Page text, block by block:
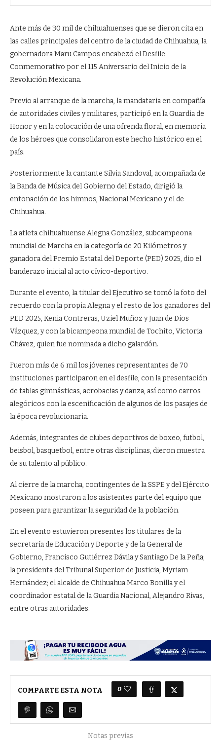
Ante más de 30 mil de chihuahuenses que se dieron cita en
las calles principales del centro de la ciudad de Chihuahua, la
gobernadora Maru Campos encabezó el Desfile
Conmemorativo por el 115 Aniversario del Inicio de la
Revolución Mexicana.
Previo al arranque de la marcha, la mandataria en compañía
de autoridades civiles y militares, participó en la Guardia de
Honor y en la colocación de una ofrenda floral, en memoria
de los héroes que consolidaron este hecho histórico en el
país.
Posteriormente la cantante Silvia Sandoval, acompañada de
la Banda de Música del Gobierno del Estado, dirigió la
entonación de los himnos, Nacional Mexicano y el de
Chihuahua.
La atleta chihuahuense Alegna González, subcampeona
mundial de Marcha en la categoría de 20 Kilómetros y
ganadora del Premio Estatal del Deporte (PED) 2025, dio el
banderazo inicial al acto cívico-deportivo.
Durante el evento, la titular del Ejecutivo se tomó la foto del
recuerdo con la propia Alegna y el resto de los ganadores del
PED 2025, Kenia Contreras, Uziel Muñoz y Juan de Dios
Vázquez, y con la bicampeona mundial de Tochito, Victoria
Chávez, quien fue nominada a dicho galardón.
Fueron más de 6 mil los jóvenes representantes de 70
instituciones participaron en el desfile, con la presentación
de tablas gimnásticas, acrobacias y danza, así como carros
alegóricos con la escenificación de algunos de los pasajes de
la época revolucionaria.
Además, integrantes de clubes deportivos de boxeo, futbol,
beisbol, basquetbol, entre otras disciplinas, dieron muestra
de su talento al público.
Al cierre de la marcha, contingentes de la SSPE y del Ejército
Mexicano mostraron a los asistentes parte del equipo que
poseen para garantizar la seguridad de la población.
En el evento estuvieron presentes los titulares de la
secretaría de Educación y Deporte y de la General de
Gobierno, Francisco Gutiérrez Dávila y Santiago De la Peña;
la presidenta del Tribunal Superior de Justicia, Myriam
Hernández; el alcalde de Chihuahua Marco Bonilla y el
coordinador estatal de la Guardia Nacional, Alejandro Rivas,
entre otras autoridades.
COMPARTE ESTA NOTA 0
Notas previas